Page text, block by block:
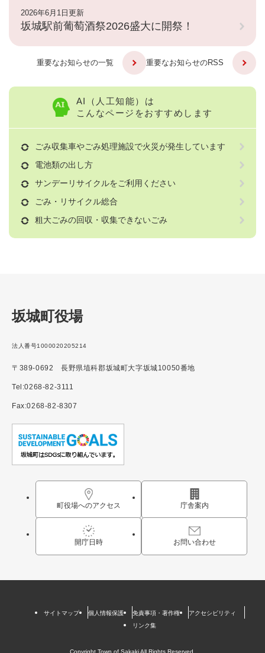
2026年6月1日更新
坂城駅前葡萄酒祭2026盛大に開祭！
重要なお知らせの一覧 重要なお知らせのRSS
AI（人工知能）は
こんなページをおすすめします
ごみ収集車やごみ処理施設で火災が発生しています
電池類の出し方
サンデーリサイクルをご利用ください
ごみ・リサイクル総合
粗大ごみの回収・収集できないごみ
坂城町役場
法人番号1000020205214
〒389-0692 長野県埴科郡坂城町大字坂城10050番地
Tel:0268-82-3111
Fax:0268-82-8307
町役場へのアクセス 庁舎案内
開庁日時 お問い合わせ
サイトマップ 個人情報保護 免責事項・著作権
アクセシビリティ
リンク集
Copyright Town of Sakaki All Rights Reserved.